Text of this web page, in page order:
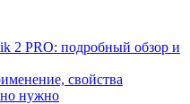
2 PRO: подробный обзор и
свойства
нужно